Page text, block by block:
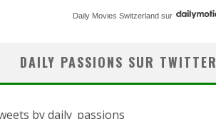
Daily Movies Switzerland sur
DAILY PASSIONS SUR TWITTER
by daily_passions